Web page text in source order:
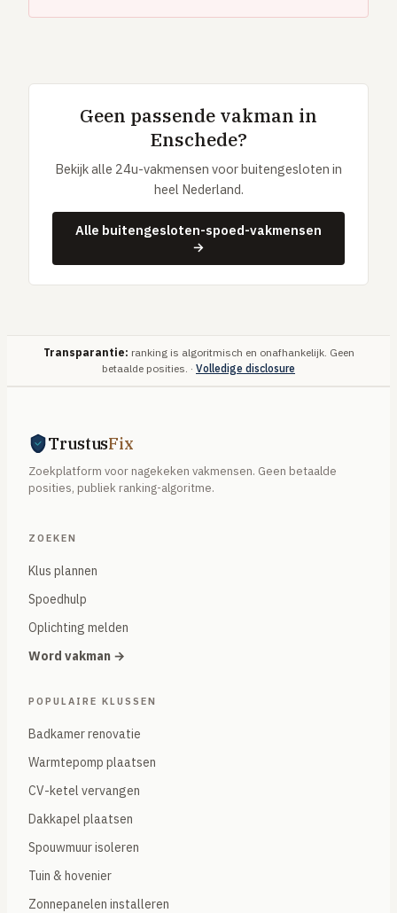
Geen passende vakman in
Enschede?
Bekijk alle 24u-vakmensen voor buitengesloten in
heel Nederland.
Alle buitengesloten-spoed-vakmensen
→
Transparantie: ranking is algoritmisch en onafhankelijk. Geen
betaalde posities. · Volledige disclosure
TrustusFix
Zoekplatform voor nagekeken vakmensen. Geen betaalde
posities, publiek ranking-algoritme.
ZOEKEN
Klus plannen
Spoedhulp
Oplichting melden
Word vakman →
POPULAIRE KLUSSEN
Badkamer renovatie
Warmtepomp plaatsen
CV-ketel vervangen
Dakkapel plaatsen
Spouwmuur isoleren
Tuin & hovenier
Zonnepanelen installeren